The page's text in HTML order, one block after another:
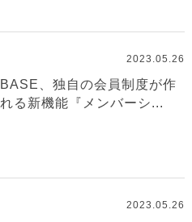
2023.05.26
BASE、独自の会員制度が作
れる新機能『メンバーシ...
2023.05.26